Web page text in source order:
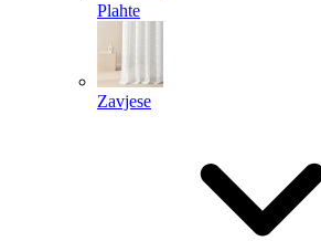
Plahte
Zavjese